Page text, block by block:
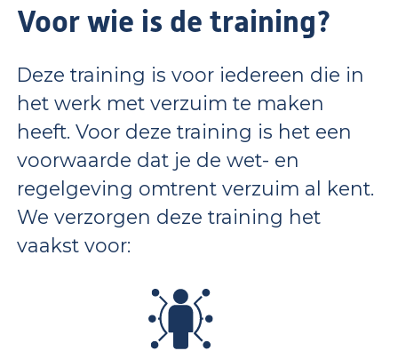
Voor wie is de training?
Deze training is voor iedereen die in
het werk met verzuim te maken
heeft. Voor deze training is het een
voorwaarde dat je de wet- en
regelgeving omtrent verzuim al kent.
We verzorgen deze training het
vaakst voor: